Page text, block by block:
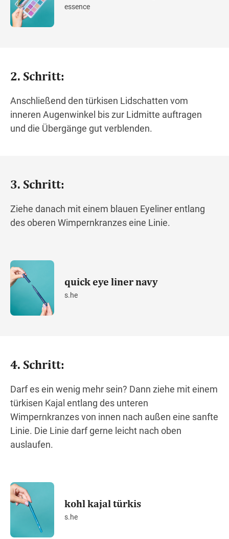
essence
2. Schritt:
Anschließend den türkisen Lidschatten vom
inneren Augenwinkel bis zur Lidmitte auftragen
und die Übergänge gut verblenden.
3. Schritt:
Ziehe danach mit einem blauen Eyeliner entlang
des oberen Wimpernkranzes eine Linie.
quick eye liner navy
s.he
4. Schritt:
Darf es ein wenig mehr sein? Dann ziehe mit einem
türkisen Kajal entlang des unteren
Wimpernkranzes von innen nach außen eine sanfte
Linie. Die Linie darf gerne leicht nach oben
auslaufen.
kohl kajal türkis
s.he